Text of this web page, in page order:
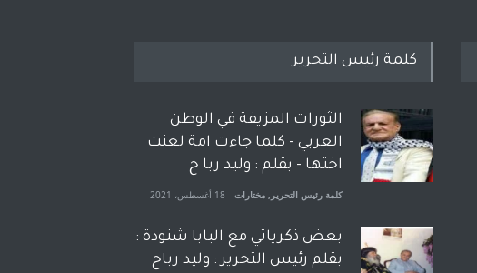
كلمة رئيس التحرير
الثورات المزيفة في الوطن
العربي - كلما جاءت امة لعنت
اختها - بقلم : وليد ربا ح
كلمة رئيس التحرير , مختارات 18 أغسطس، 2021
بعض ذكرياتي مع البابا شنودة :
بقلم رئيس التحرير : وليد رباح